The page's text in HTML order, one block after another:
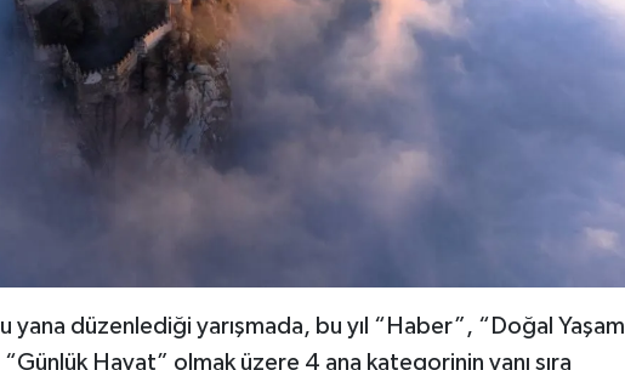
yana düzenlediği yarışmada, bu yıl “Haber”, “Doğal Yaşam
Hayat” olmak üzere 4 ana kategorinin yanı sıra